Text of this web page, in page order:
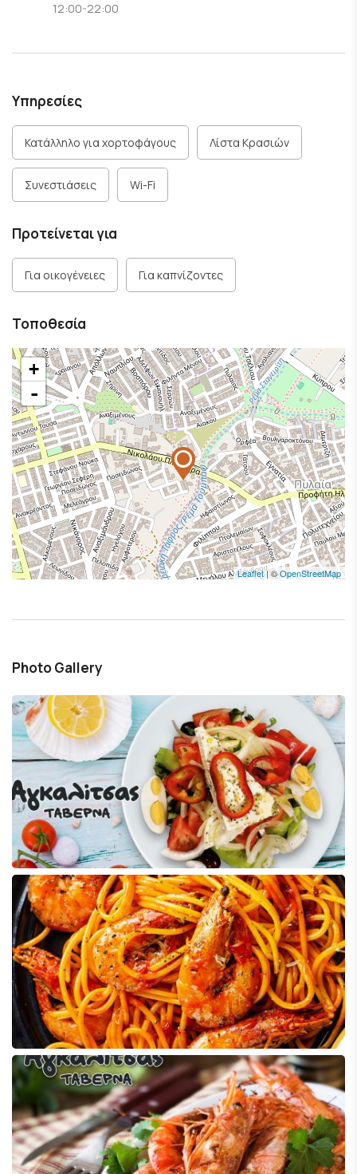
12:00-22:00
Υπηρεσίες
Κατάλληλο για χορτοφάγους Λίστα Κρασιών
Συνεστιάσεις Wi-Fi
Προτείνεται για
Για οικογένειες Για καπνίζοντες
Τοποθεσία
+
-
Leaflet| ©OpenStreetMap
Photo Gallery